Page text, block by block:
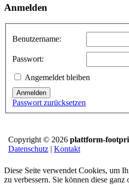
Anmelden
Benutzername:
Passwort:
Angemeldet bleiben
Anmelden
Passwort zurücksetzen
Copyright © 2026 plattform-
Datenschutz | Kontakt
Diese Seite verwendet Cookies, um
zu verbessern. Sie können diese